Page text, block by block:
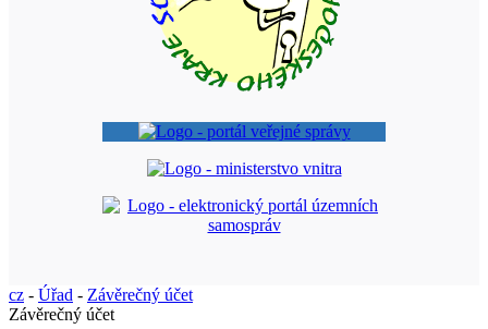
cz - Úřad - Závěrečný účet
Závěrečný účet